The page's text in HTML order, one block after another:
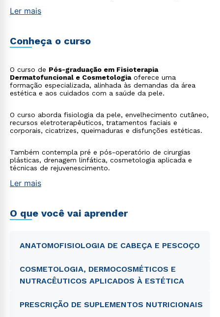
Ler mais
Conheça o curso
O curso de Pós-graduação em Fisioterapia
Dermatofuncional e Cosmetologiaoferece uma
formação especializada, alinhada às demandas da área
estética e aos cuidados com a saúde da pele.
O curso aborda fisiologia da pele, envelhecimento cutâneo,
recursos eletroterapêuticos, tratamentos faciais e
corporais, cicatrizes, queimaduras e disfunções estéticas.
Também contempla pré e pós-operatório de cirurgias
plásticas, drenagem linfática, cosmetologia aplicada e
técnicas de rejuvenescimento.
Ler mais
O que você vai aprender
ANATOMOFISIOLOGIA DE CABEÇA E PESCOÇO
COSMETOLOGIA, DERMOCOSMÉTICOS E
NUTRACÊUTICOS APLICADOS À ESTÉTICA
PRESCRIÇÃO DE SUPLEMENTOS NUTRICIONAIS